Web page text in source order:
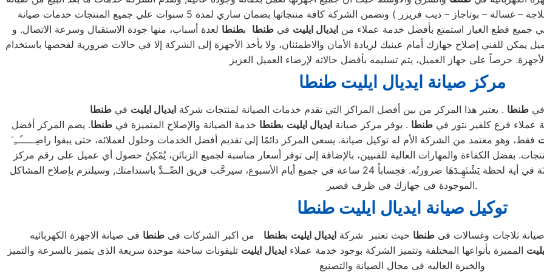
دورية علي كافة الاجهزة لضمان سلامة أجهزتك سواء كانت ( ثلاجة – غسالة – بوتاجاز – ديب فريزر ) وتضمن الشركة كافة منتجاتها بضمان ساري لمدة 5 سنوات علي جميع المنتجات خدمات صيانة
ايديال ايليت في طنطا بطنطا لعدة أسباب، منها جودة الاستقبال وسرعة الاتصال. و
يمكن للفني إصلاح جهازك أمام عينيك لزيادة الأمان والاطمئنان، ولا يأخذ الأجهزة إلى الشركة إلا في حالات ضرورية لفحصها باستخدام
مركز صيانة ايديال ايليت طنطا
طنطا . يعتبر هذا المركز من بين أفضل المراكز التي تقدم خدمات الصيانة لمنتجات شركةايديال ايليت فيطنطا
فرع كلفير نتور في طنطا . يوفر مركز صيانة ايديال ايليت بطنطا خدمة الصيانة والإصلاح المتميزة في طنطا. يضم المركز أفضل
فقط، وهو معتمد من الشركة الأم له توكيل صيانة. يسعى المركز دائمًا إلى تقديم أفضل الخدمات وحلول لعملائه، حتى يبقوا راضِـــــًــِ َ
بفضل الكفاءة والمهارات العالية للفنيين، بالإضافة إلى توفر أسعار مناسبة لجميع الزبائن، يُمْكِنُ حصول أي عميل على رقم مركز
، وطلب خدمات الصِّــــــيانَة في أية لحظة يَشْتَهِـدَهَا ضرورتُه. فحِساباُ 24 ساعة في جميع أيام الأسبوع، سيرحَّب فريق الصِّــدِّ باستدامتك, وسيلتزم بإصلاح المشاكل
الموجودة في جهازك في ظرف قصير.
توكيل صيانة ايديال ايليت طنطا
ثلاجات وغسالات فى طنطا حيث تعتبر شركة ايديال ايليت بطنطا من اكبر الشركات فى طنطا
المميزة بأنواعها المختلفة وتتميز الشركة بوجود خدمة عملاءايديال ايليت تليفونات ساخنة موحدة سريعة الذى يتميز بالسرعة والتميز
والخبرة العاليه فى مجال الصيانة والتصنيع